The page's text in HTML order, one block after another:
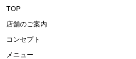
TOP
店舗のご案内
コンセプト
メニュー